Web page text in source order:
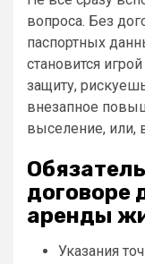
вопроса. Без
паспортных
становится
защиту,
внезапное
выселение, или,
договоре
аренды
Указания